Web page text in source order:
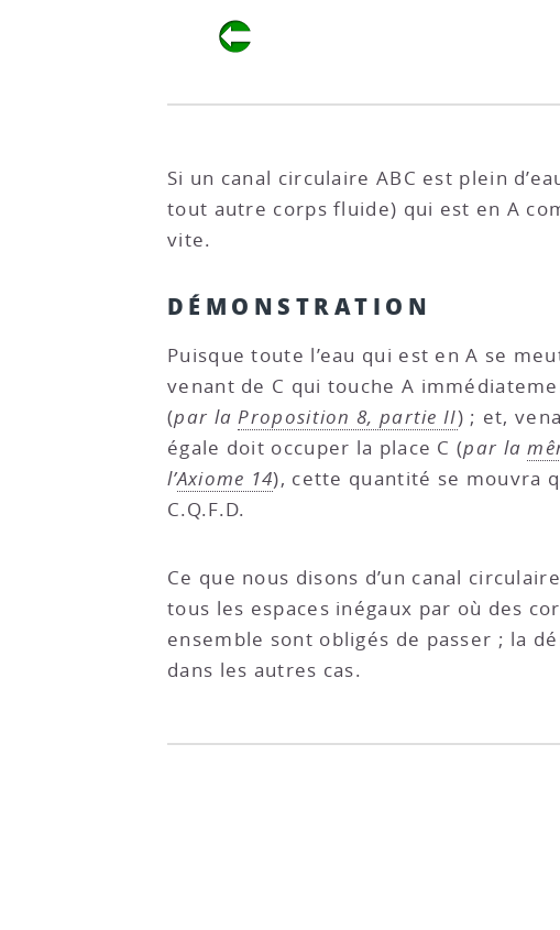
Si un canal circulaire ABC est plein
tout autre corps fluide) qui est en A
vite.
DÉMONSTRATION
Puisque toute l’eau qui est en A se
venant de C qui touche A
(par laProposition 8, partie II) ; et,
égale doit occuper la place C (par la
l’Axiome 14), cette quantité se mouvra
C.Q.F.D.
Ce que nous disons d’un canal
tous les espaces inégaux par où des
ensemble sont obligés de passer ; la
dans les autres cas.